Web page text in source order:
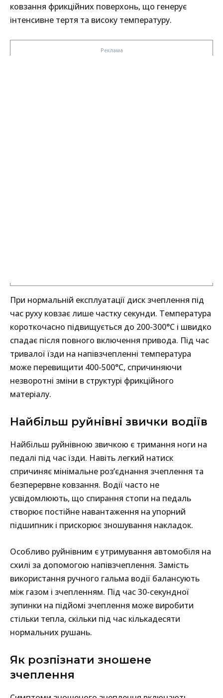
ковзання фрикційних поверхонь, що генерує
інтенсивне тертя та високу температуру.
При нормальній експлуатації диск зчеплення під
час руху ковзає лише частку секунди. Температура
короткочасно підвищується до 200-300°C і швидко
спадає після повного включення привода. Під час
тривалої їзди на напівзчепленні температура
може перевищити 400-500°C, спричиняючи
незворотні зміни в структурі фрикційного
матеріалу.
Найбільш руйнівні звички водіїв
Найбільш руйнівною звичкою є тримання ноги на
педалі під час їзди. Навіть легкий натиск
спричиняє мінімальне роз’єднання зчеплення та
безперервне ковзання. Водії часто не
усвідомлюють, що спирання стопи на педаль
створює постійне навантаження на упорний
підшипник і прискорює зношування накладок.
Особливо руйнівним є утримування автомобіля на
схилі за допомогою напівзчеплення. Замість
використання ручного гальма водії балансують
між газом і зчепленням. Під час 30-секундної
зупинки на підйомі зчеплення може виробити
стільки тепла, скільки під час кількадесяти
нормальних рушань.
Як розпізнати зношене
зчеплення